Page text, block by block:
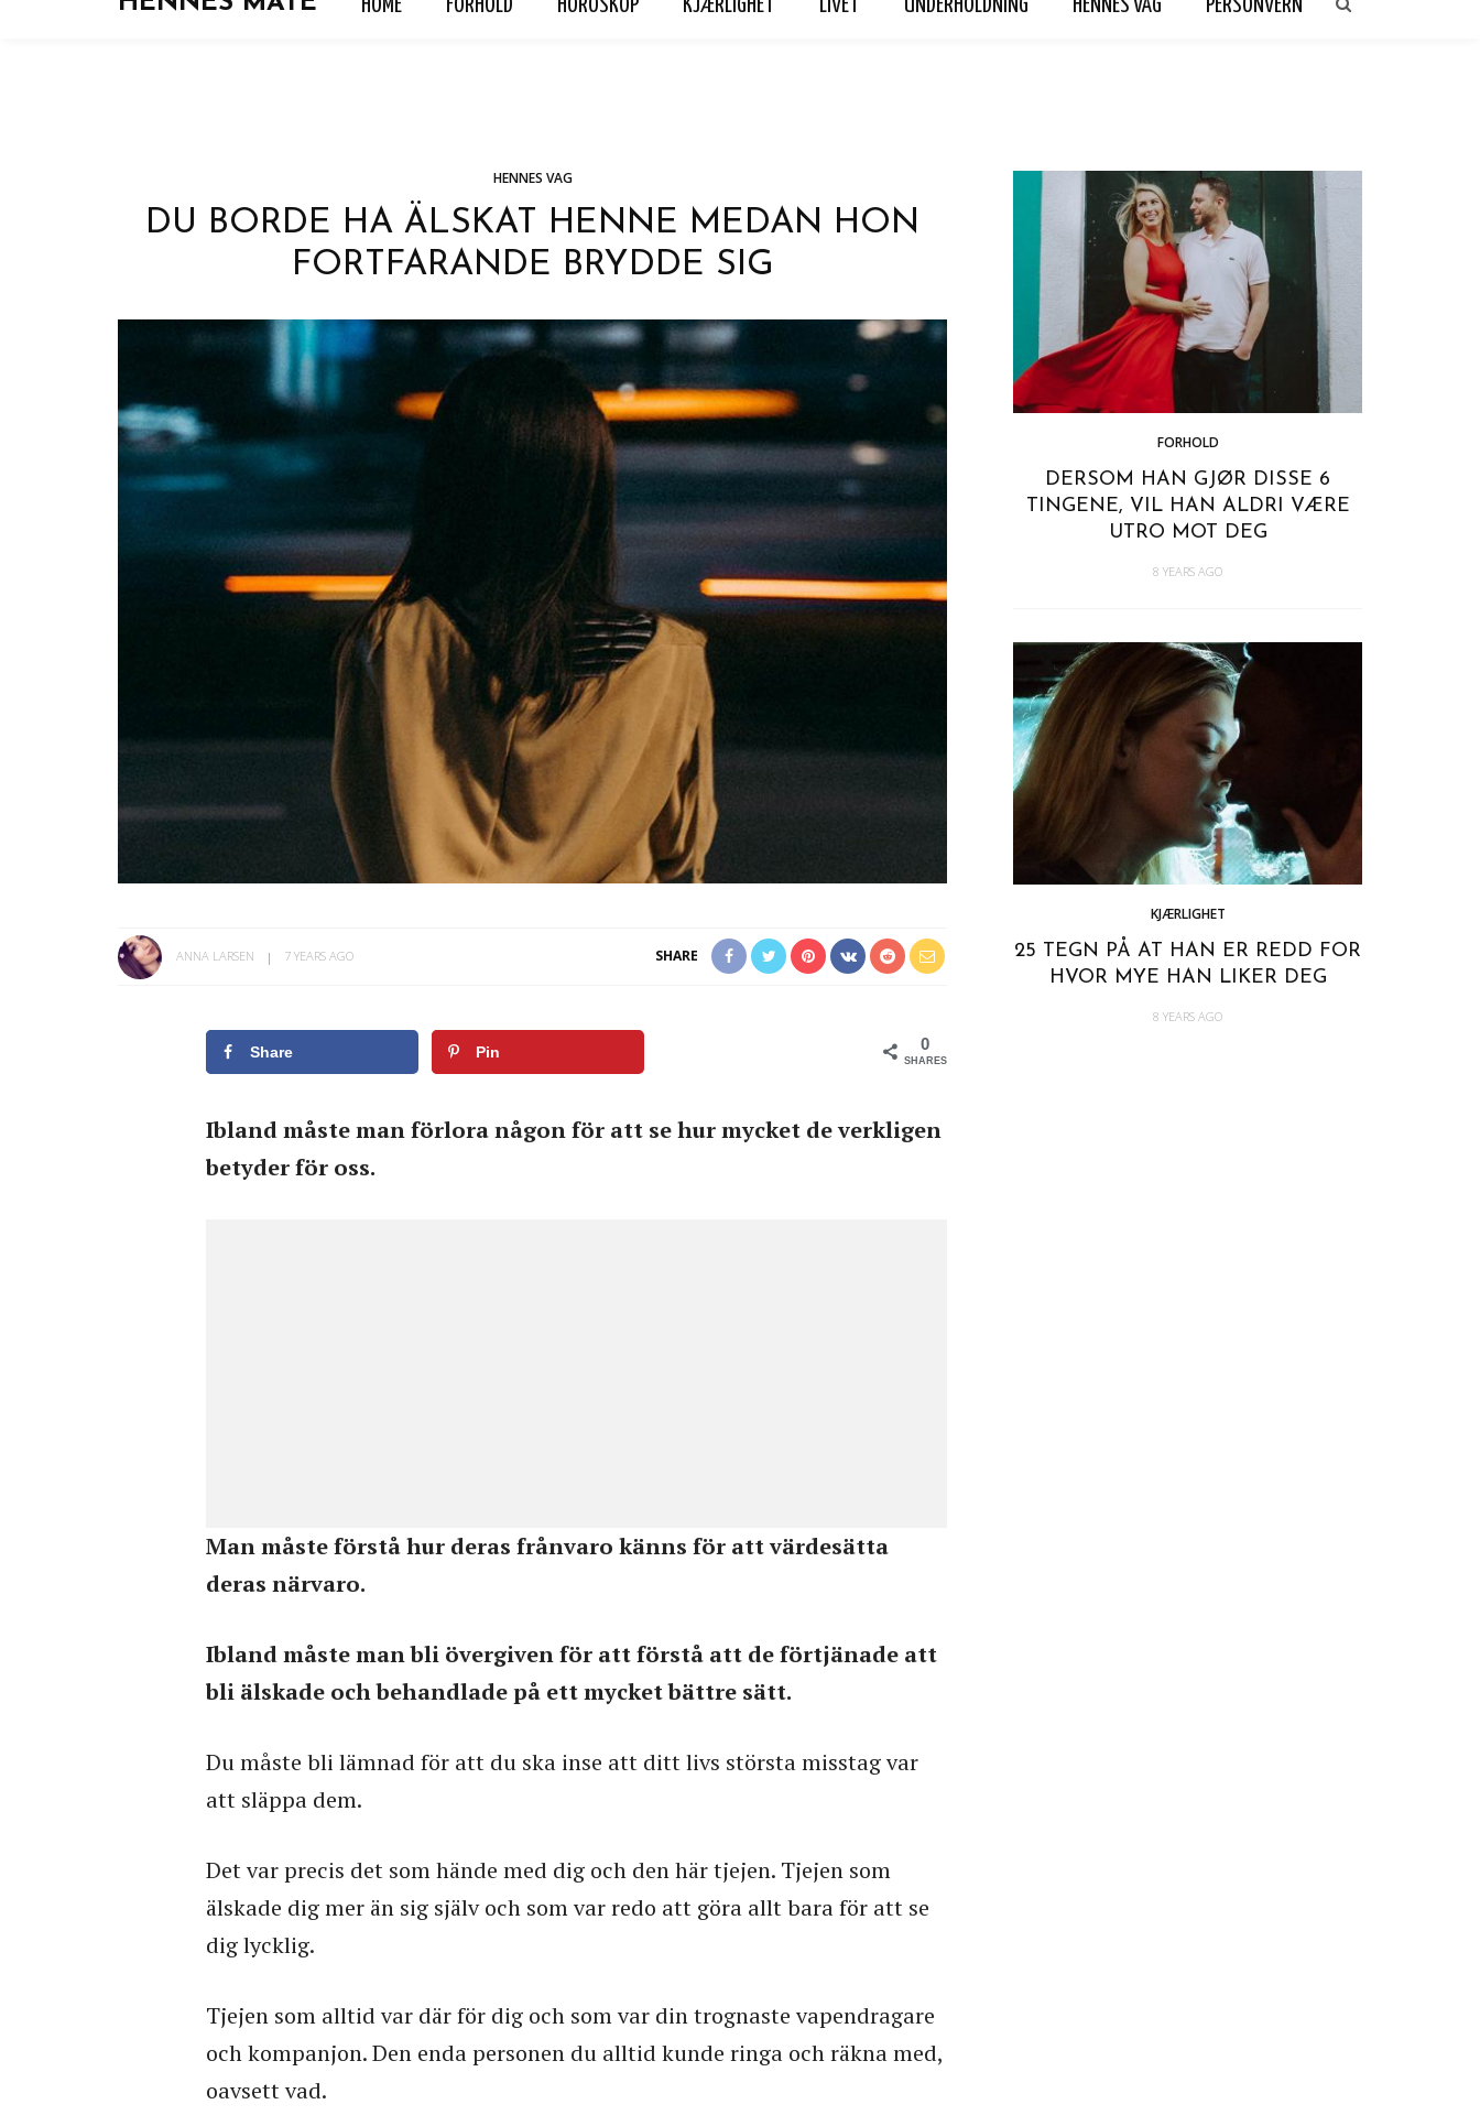
HOME FORHOLD HOROSKOP KJÆRLIGHET LIVET UNDERHOLDNING HENNES VAG PERSONVERN
HENNES VAG
DU BORDE HA ÄLSKAT HENNE MEDAN HON
FORTFARANDE BRYDDE SIG
ANNA LARSEN 7 YEARS AGO SHARE
Share Pin 0
SHARES
Ibland måste man förlora någon för att se hur mycket de verkligen
betyder för oss.
Man måste förstå hur deras frånvaro känns för att värdesätta
deras närvaro.
Ibland måste man bli övergiven för att förstå att de förtjänade att
bli älskade och behandlade på ett mycket bättre sätt.
Du måste bli lämnad för att du ska inse att ditt livs största misstag var
att släppa dem.
Det var precis det som hände med dig och den här tjejen. Tjejen som
älskade dig mer än sig själv och som var redo att göra allt bara för att se
dig lycklig.
Tjejen som alltid var där för dig och som var din trognaste vapendragare
och kompanjon. Den enda personen du alltid kunde ringa och räkna med,
oavsett vad.
FORHOLD
DERSOM HAN GJØR DISSE 6
TINGENE, VIL HAN ALDRI VÆRE
UTRO MOT DEG
8 YEARS AGO
KJÆRLIGHET
25 TEGN PÅ AT HAN ER REDD FOR
HVOR MYE HAN LIKER DEG
8 YEARS AGO